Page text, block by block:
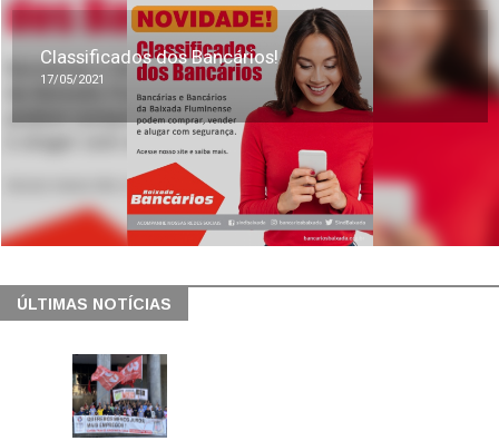
Classificados dos Bancários!
17/05/2021
ÚLTIMAS NOTÍCIAS